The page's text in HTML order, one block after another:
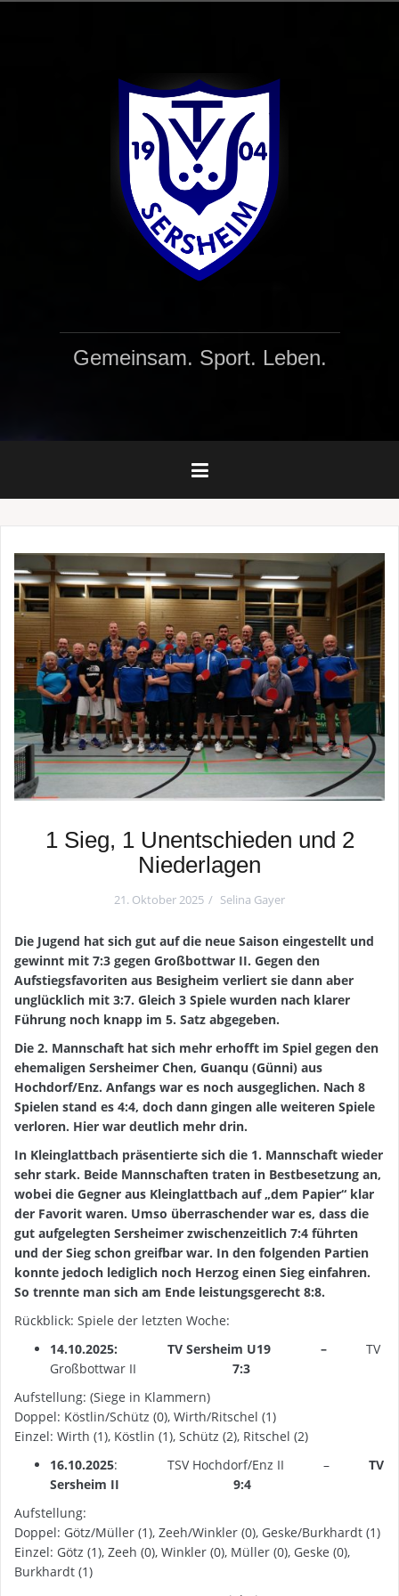
Gemeinsam. Sport. Leben.
1 Sieg, 1 Unentschieden und 2
Niederlagen
21. Oktober 2025 Selina Gayer
Die Jugend hat sich gut auf die neue Saison eingestellt und
gewinnt mit 7:3 gegen Großbottwar II. Gegen den
Aufstiegsfavoriten aus Besigheim verliert sie dann aber
unglücklich mit 3:7. Gleich 3 Spiele wurden nach klarer
Führung noch knapp im 5. Satz abgegeben.
Die 2. Mannschaft hat sich mehr erhofft im Spiel gegen den
ehemaligen Sersheimer Chen, Guanqu (Günni) aus
Hochdorf/Enz. Anfangs war es noch ausgeglichen. Nach 8
Spielen stand es 4:4, doch dann gingen alle weiteren Spiele
verloren. Hier war deutlich mehr drin.
In Kleinglattbach präsentierte sich die 1. Mannschaft wieder
sehr stark. Beide Mannschaften traten in Bestbesetzung an,
wobei die Gegner aus Kleinglattbach auf „dem Papier“ klar
der Favorit waren. Umso überraschender war es, dass die
gut aufgelegten Sersheimer zwischenzeitlich 7:4 führten
und der Sieg schon greifbar war. In den folgenden Partien
konnte jedoch lediglich noch Herzog einen Sieg einfahren.
So trennte man sich am Ende leistungsgerecht 8:8.
Rückblick: Spiele der letzten Woche:
14.10.2025: TV Sersheim U19
– TV
Großbottwar II 7:3
Aufstellung: (Siege in Klammern)
Doppel: Köstlin/Schütz (0), Wirth/Ritschel (1)
Einzel: Wirth (1), Köstlin (1), Schütz (2), Ritschel (2)
16.10.2025: TSV Hochdorf/Enz II – TV
Sersheim II
9:4
Aufstellung:
Doppel: Götz/Müller (1), Zeeh/Winkler (0), Geske/Burkhardt (1)
Einzel: Götz (1), Zeeh (0), Winkler (0), Müller (0), Geske (0),
Burkhardt (1)